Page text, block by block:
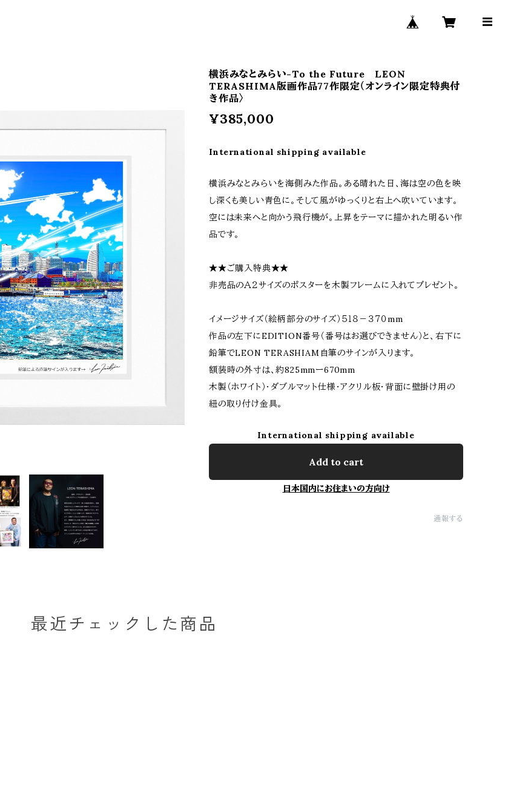
横浜みなとみらい-To the Future LEON
TERASHIMA版画作品77作限定（オンライン限定特典付
き作品〉
¥385,000
International shipping available
横浜みなとみらいを海側みた作品。ある晴れた日、海は空の色を映
し深くも美しい青色に。そして風がゆっくりと右上へ吹いています。
空には未来へと向かう飛行機が。上昇をテーマに描かれた明るい作
品です。
★★ご購入特典★★
非売品のＡ２サイズのポスターを木製フレームに入れてプレゼント。
イメージサイズ（絵柄部分のサイズ）５１８－３７０mm
作品の左下にEDITION番号（番号はお選びできません）と、右下に
鉛筆でLEON TERASHIAM自筆のサインが入ります。
額装時の外寸は、約825mmー670mm
木製（ホワイト）・ダブルマット仕様・アクリル板・背面に壁掛け用の
紐の取り付け金具。
International shipping available
Add to cart
日本国内にお住まいの方向け
通報する
最近チェックした商品